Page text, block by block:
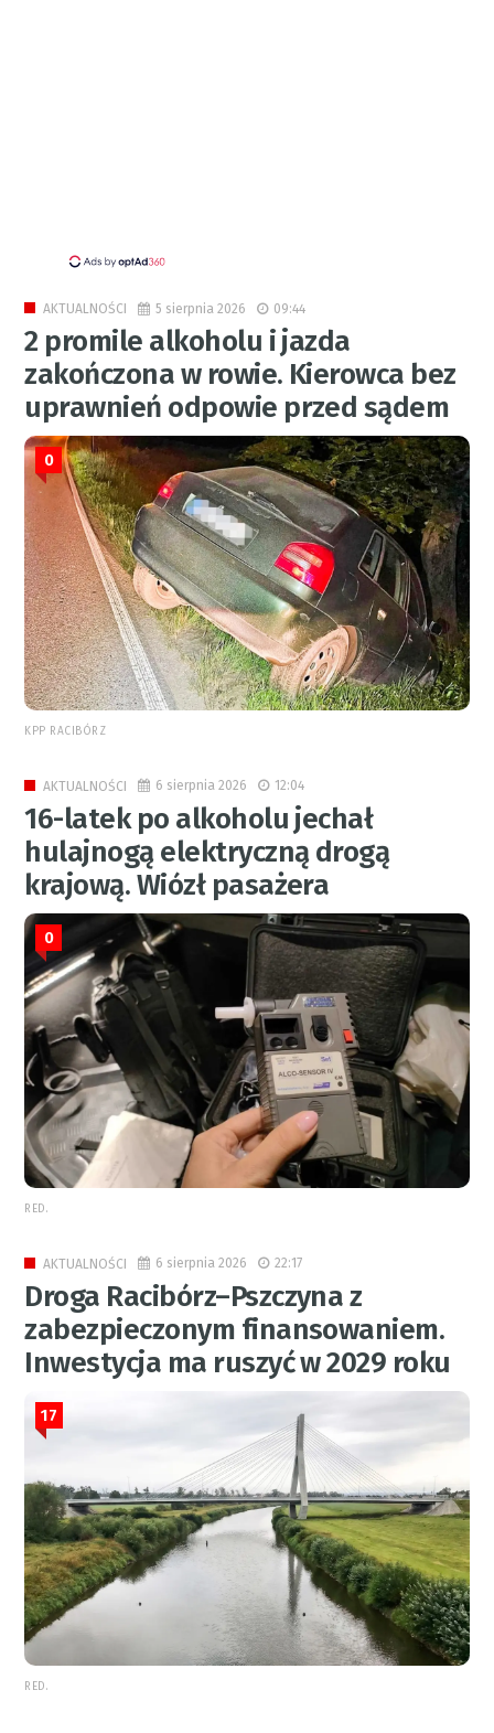
AKTUALNOŚCI 5 sierpnia 2026 09:44
2 promile alkoholu i jazda
zakończona w rowie. Kierowca bez
uprawnień odpowie przed sądem
0
KPP RACIBÓRZ
AKTUALNOŚCI 6 sierpnia 2026 12:04
16-latek po alkoholu jechał
hulajnogą elektryczną drogą
krajową. Wiózł pasażera
0
RED.
AKTUALNOŚCI 6 sierpnia 2026 22:17
Droga Racibórz–Pszczyna z
zabezpieczonym finansowaniem.
Inwestycja ma ruszyć w 2029 roku
17
RED.